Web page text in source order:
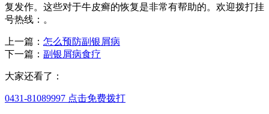
复发作。这些对于牛皮癣的恢复是非常有帮助的。欢迎拨打挂
号热线：。
上一篇： 怎么预防副银屑病
下一篇： 副银屑病食疗
大家还看了：
0431-81089997 点击免费拨打